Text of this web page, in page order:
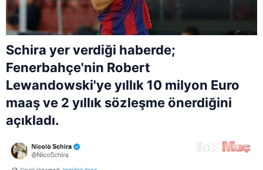
Schira yer verdiği haberde;
Fenerbahçe'nin Robert
Lewandowski'ye yıllık 10 milyon Euro
maaş ve 2 yıllık sözleşme önerdiğini
açıkladı.